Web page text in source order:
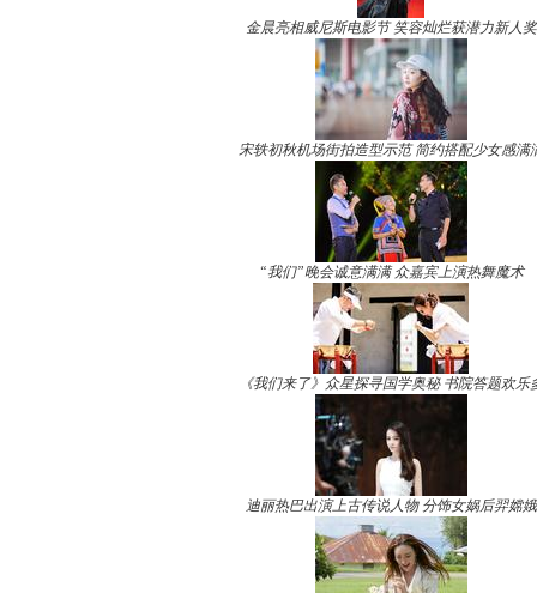
金晨亮相威尼斯电影节 笑容灿烂获潜力新人奖
宋轶初秋机场街拍造型示范 简约搭配少女感满
“我们”晚会诚意满满 众嘉宾上演热舞魔术
《我们来了》众星探寻国学奥秘 书院答题欢乐
迪丽热巴出演上古传说人物 分饰女娲后羿嫦娥